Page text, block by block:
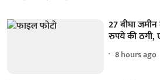
27 बीघा
रुपये की ठगी,
8 hours ago